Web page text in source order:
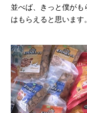
並べば、きっと僕が
はもらえると思います。